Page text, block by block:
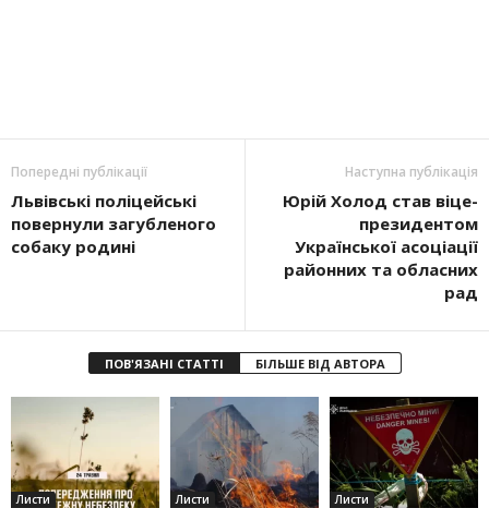
Попередні публікації
Львівські поліцейські
повернули загубленого
собаку родині
Наступна публікація
Юрій Холод став віце-
президентом
Української асоціації
районних та обласних
рад
ПОВ'ЯЗАНІ СТАТТІ БІЛЬШЕ ВІД АВТОРА
Листи Листи Листи